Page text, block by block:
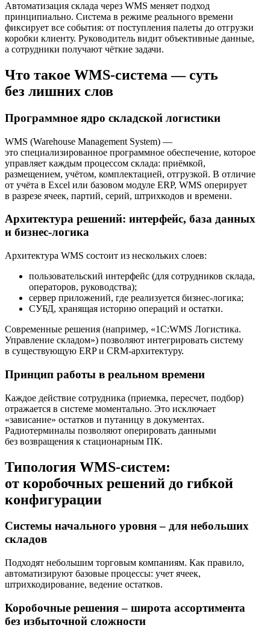
Автоматизация склада через WMS меняет подход
принципиально. Система в режиме реального времени
фиксирует все события: от поступления палеты до отгрузки
коробки клиенту. Руководитель видит объективные данные,
а сотрудники получают чёткие задачи.
Что такое WMS-система — суть
без лишних слов
Программное ядро складской логистики
WMS (Warehouse Management System) —
это специализированное программное обеспечение, которое
управляет каждым процессом склада: приёмкой,
размещением, учётом, комплектацией, отгрузкой. В отличие
от учёта в Excel или базовом модуле ERP, WMS оперирует
в разрезе ячеек, партий, серий, штрихкодов и времени.
Архитектура решений: интерфейс, база данных
и бизнес-логика
Архитектура WMS состоит из нескольких слоев:
пользовательский интерфейс (для сотрудников склада,
операторов, руководства);
сервер приложений, где реализуется бизнес-логика;
СУБД, хранящая историю операций и остатки.
Современные решения (например, «1С:WMS Логистика.
Управление складом») позволяют интегрировать систему
в существующую ERP и CRM-архитектуру.
Принцип работы в реальном времени
Каждое действие сотрудника (приемка, пересчет, подбор)
отражается в системе моментально. Это исключает
«зависание» остатков и путаницу в документах.
Радиотерминалы позволяют оперировать данными
без возвращения к стационарным ПК.
Типология WMS-систем:
от коробочных решений до гибкой
конфигурации
Системы начального уровня – для небольших
складов
Подходят небольшим торговым компаниям. Как правило,
автоматизируют базовые процессы: учет ячеек,
штрихкодирование, ведение остатков.
Коробочные решения – широта ассортимента
без избыточной сложности